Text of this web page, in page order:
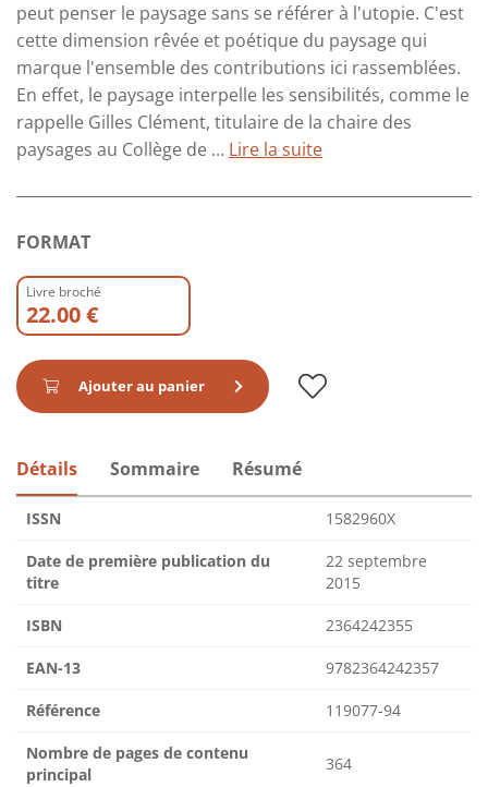
peut penser le paysage sans se référer à l'utopie. C'est
cette dimension rêvée et poétique du paysage qui
marque l'ensemble des contributions ici rassemblées.
En effet, le paysage interpelle les sensibilités, comme le
rappelle Gilles Clément, titulaire de la chaire des
paysages au Collège de ... Lire la suite
FORMAT
Livre broché
22.00 €
Ajouter au panier
Détails Sommaire Résumé
ISSN 1582960X
Date de première publication du
titre
22 septembre
2015
ISBN 2364242355
EAN-13 9782364242357
Référence 119077-94
Nombre de pages de contenu
principal
364